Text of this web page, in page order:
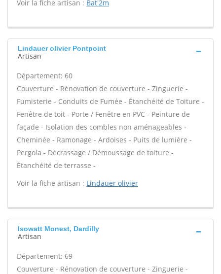
Voir la fiche artisan : Bat'2m
Lindauer olivier Pontpoint
Artisan
Département: 60
Couverture - Rénovation de couverture - Zinguerie -
Fumisterie - Conduits de Fumée - Étanchéité de Toiture -
Fenêtre de toit - Porte / Fenêtre en PVC - Peinture de
façade - Isolation des combles non aménageables -
Cheminée - Ramonage - Ardoises - Puits de lumière -
Pergola - Décrassage / Démoussage de toiture -
Étanchéité de terrasse -
Voir la fiche artisan : Lindauer olivier
Isowatt Monest, Dardilly
Artisan
Département: 69
Couverture - Rénovation de couverture - Zinguerie -